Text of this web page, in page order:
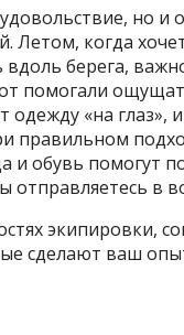
но и
когда
вдоль берега,
помогали
«на глаз»,
правильном
обувь помогут
отправляетесь в
экипировки,
сделают ваш